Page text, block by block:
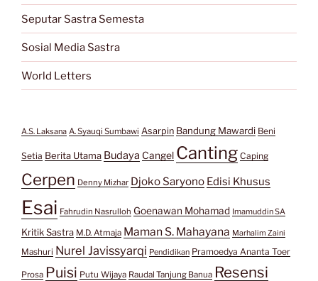
Seputar Sastra Semesta
Sosial Media Sastra
World Letters
A.S. Laksana A. Syauqi Sumbawi Asarpin Bandung Mawardi Beni
Setia Berita Utama Budaya Cangel Canting Caping
Cerpen Denny Mizhar Djoko Saryono Edisi Khusus
Esai Fahrudin Nasrulloh Goenawan Mohamad Imamuddin SA
Kritik Sastra M.D. Atmaja Maman S. Mahayana Marhalim Zaini
Mashuri Nurel Javissyarqi Pendidikan Pramoedya Ananta Toer
Prosa Puisi Putu Wijaya Raudal Tanjung Banua Resensi